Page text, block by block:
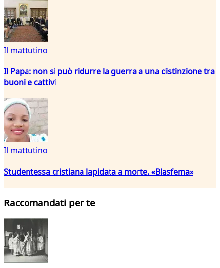
Il mattutino
Il Papa: non si può ridurre la guerra a una distinzione tra
buoni e cattivi
Il mattutino
Studentessa cristiana lapidata a morte. «Blasfema»
Raccomandati per te